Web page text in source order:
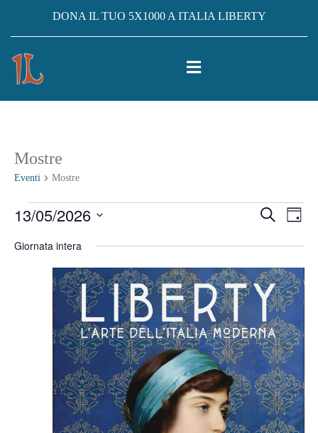
DONA IL TUO 5X1000 A ITALIA LIBERTY
Mostre
Eventi Mostre
Eventi
for
Maggio
2026
Eventi
e
viste
Cerca
Giorno
13/05/2026
la
Giornata intera